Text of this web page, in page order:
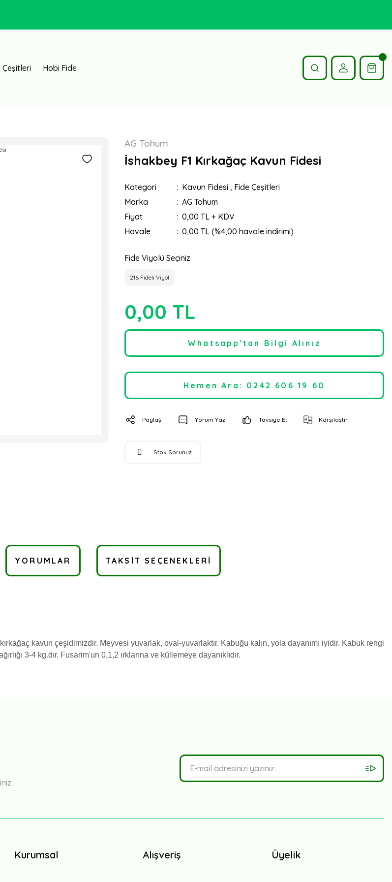
Çeşitleri Hobi Fide
AG Tohum
İshakbey F1 Kırkağaç Kavun Fidesi
Kategori Kavun Fidesi , Fide Çeşitleri
Marka
AG Tohum
Fiyat
0,00 TL + KDV
Havale
0,00 TL (%4,00 havale indirimi)
Fide Viyolü Seçiniz
216 Fideli Viyol
0,00 TL
Whatsapp'tan Bilgi Alınız
Hemen Ara: 0242 606 19 60
Paylaş Yorum Yaz Tavsiye Et Karşılaştır
Stok Sorunuz
YORUMLAR TAKSIT SEÇENEKLERI
kavun çeşidimizdir. Meyvesi yuvarlak, oval-yuvarlaktır. Kabuğu kalın, yola dayanımı iyidir. Kabuk rengi
3-4 kg.dır. Fusarim'un 0,1,2 ırklarına ve küllemeye dayanıklıdır.
Kurumsal Alışveriş Üyelik